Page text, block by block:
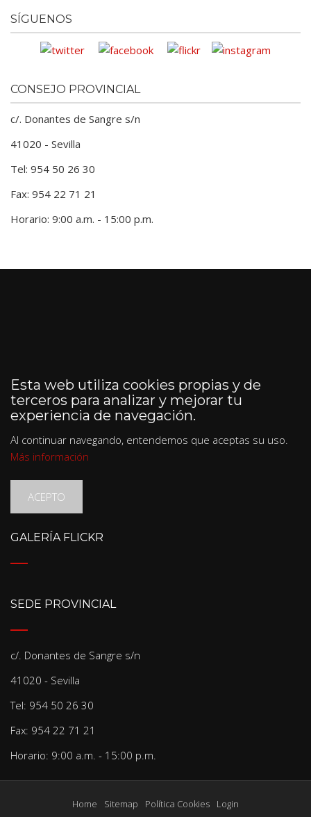
SÍGUENOS
CONSEJO PROVINCIAL
c/. Donantes de Sangre s/n
41020 - Sevilla
Tel: 954 50 26 30
Fax: 954 22 71 21
Horario: 9:00 a.m. - 15:00 p.m.
Esta web utiliza cookies propias y de
terceros para analizar y mejorar tu
experiencia de navegación.
Al continuar navegando, entendemos que aceptas su uso.
Más información
ACEPTO
GALERÍA FLICKR
SEDE PROVINCIAL
c/. Donantes de Sangre s/n
41020 - Sevilla
Tel: 954 50 26 30
Fax: 954 22 71 21
Horario: 9:00 a.m. - 15:00 p.m.
Home Sitemap Política Cookies Login